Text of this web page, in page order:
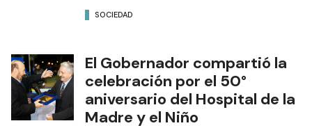
SOCIEDAD
El Gobernador compartió la
celebración por el 50°
aniversario del Hospital de la
Madre y el Niño